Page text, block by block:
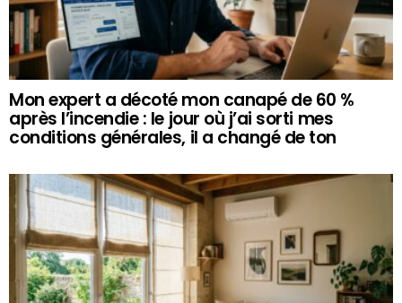
Mon expert a décoté mon canapé de 60 %
après l’incendie : le jour où j’ai sorti mes
conditions générales, il a changé de ton